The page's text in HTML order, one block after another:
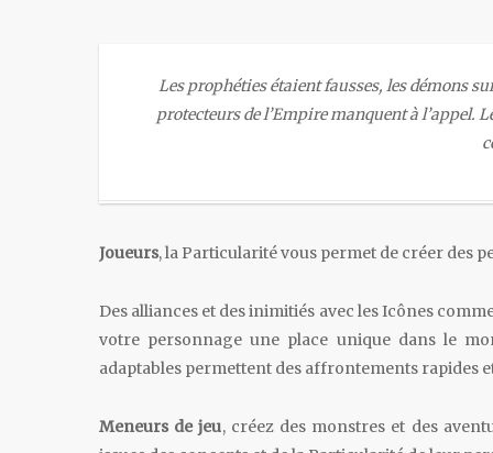
Les prophéties étaient fausses, les démons
protecteurs de l’Empire manquent à l’appel.
Joueurs, la Particularité vous permet de créer des
Des alliances et des inimitiés avec les Icônes
votre personnage une place unique dans le
adaptables permettent des affrontements rapides
Meneurs de jeu, créez des monstres et des